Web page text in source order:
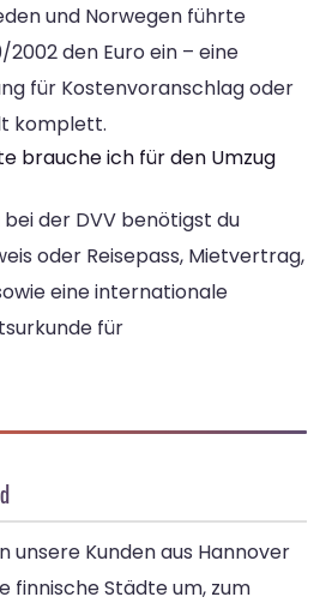
und Norwegen führte
2002 den Euro ein – eine
für Kostenvoranschlag oder
komplett.
brauche ich für den Umzug
der DVV benötigst du
oder Reisepass, Mietvertrag,
eine internationale
für
unsere Kunden aus Hannover
finnische Städte um, zum